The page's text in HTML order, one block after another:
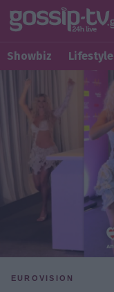
Showbiz Lifestyle
EUROVISION